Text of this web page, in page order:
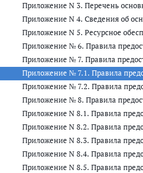
Приложение N 3. Перечень
Приложение N 4. Сведения об
Приложение N 5. Ресурсное
Приложение № 6. Правила
Приложение № 7. Правила
Приложение № 7.1. Правила
Приложение № 7.2. Правила
Приложение № 8. Правила
Приложение N 8.1. Правила
Приложение N 8.2. Правила
Приложение N 8.3. Правила
Приложение N 8.4. Правила
Приложение N 8.5. Правила